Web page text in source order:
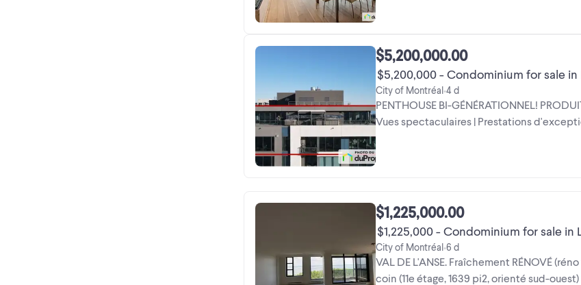
$5,200,000.00
$5,200,000 - Condominium for sale in
City of Montréal•4 d
PENTHOUSE BI-GÉNÉRATIONNEL!
Vues spectaculaires | Prestations
$1,225,000.00
$1,225,000 - Condominium for sale in
City of Montréal•6 d
VAL DE L'ANSE. Fraîchement RÉNOVÉ
coin (11e étage, 1639 pi2, orienté sud-